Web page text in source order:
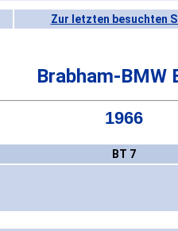
Zur letzten besuchten
Brabham-BMW
1966
BT 7